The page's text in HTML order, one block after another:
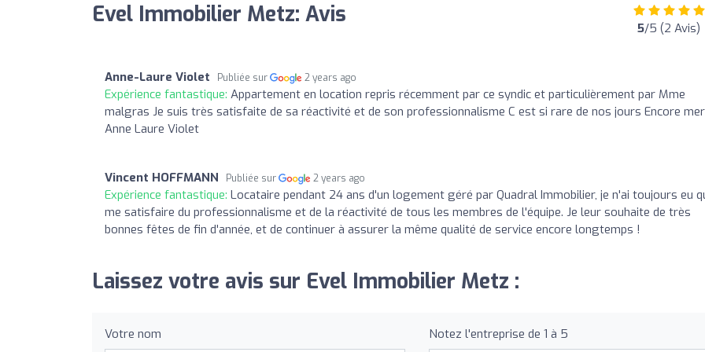
Evel Immobilier Metz: Avis 5/5 (2 Avis)
Anne-Laure Violet Publiée sur 2 years ago
Expérience fantastique: Appartement en location repris récemment par ce syndic et particulièrement par Mme
malgras Je suis très satisfaite de sa réactivité et de son professionnalisme C est si rare de nos jours Encore
Anne Laure Violet
Vincent HOFFMANN Publiée sur 2 years ago
Expérience fantastique: Locataire pendant 24 ans d'un logement géré par Quadral Immobilier, je n'ai toujours eu
me satisfaire du professionnalisme et de la réactivité de tous les membres de l'équipe. Je leur souhaite de très
bonnes fêtes de fin d'année, et de continuer à assurer la même qualité de service encore longtemps !
Laissez votre avis sur Evel Immobilier Metz :
Votre nom Notez l'entreprise de 1 à 5